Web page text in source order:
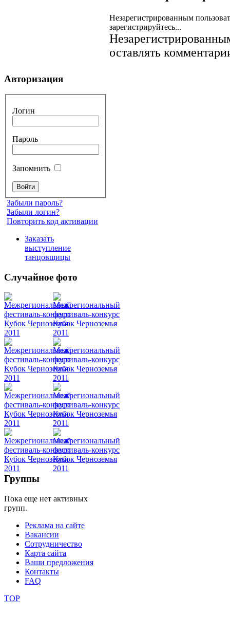
Незарегистрированным
зарегистрируйтесь...
оставлять
Авторизация
Логин
Пароль
Запомнить
Забыли пароль?
Забыли логин?
Повторить код активации
Заказать
выступление
танцовщицы
Случайное фото
Танец
живота
Belly
Dance
уроки
видео
школы
Группы
Пока еще нет активных
групп.
Реклама на сайте
Вакансии
Сотрудничество
Карта сайта
Ваши предложения
Контакты
FAQ
TOP